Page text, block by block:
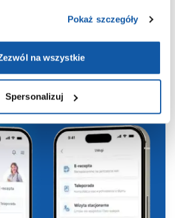
Pokaż szczegóły
na wszystkie
Spersonalizuj
w jednym
danych dzięki
Krajowym.